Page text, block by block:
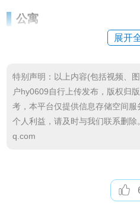
公寓
2018年12月20日起，
方可再次转让;
2017年3月30日后土地
项目，仍按原政策执行(即
中心申请的话可以购买两套
等相关内容对于想要购买从
展开
特别声明：以上内容(包括视频、
户hy0609自行上传发布，版权归
考，本平台仅提供信息存储空间
个人利益，请及时与我们联系删
q.com